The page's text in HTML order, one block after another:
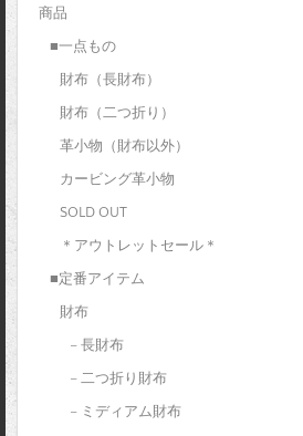
商品
■一点もの
財布（長財布）
財布（二つ折り）
革小物（財布以外）
カービング革小物
SOLD OUT
＊アウトレットセール＊
■定番アイテム
財布
– 長財布
– 二つ折り財布
– ミディアム財布